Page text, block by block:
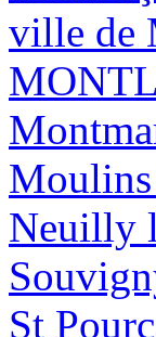
ville de
Moulins
Neuilly
St